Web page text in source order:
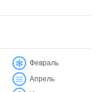
Февраль
Апрель